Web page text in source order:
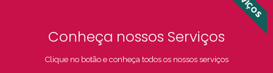
Conheça nossos Serviços
Clique no botão e conheça todos os nossos serviços